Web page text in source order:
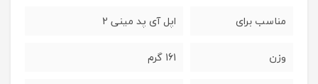
مناسب برای اپل آی پد مینی 2
وزن 161 گرم